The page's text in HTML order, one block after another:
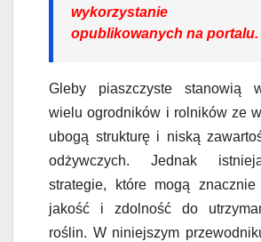
wykorzystanie
opublikowanych na portalu.
Gleby piaszczyste stanowią
wielu ogrodników i rolników ze
ubogą strukturę i niską
odżywczych. Jednak
strategie, które mogą
jakość i zdolność do
roślin. W niniejszym